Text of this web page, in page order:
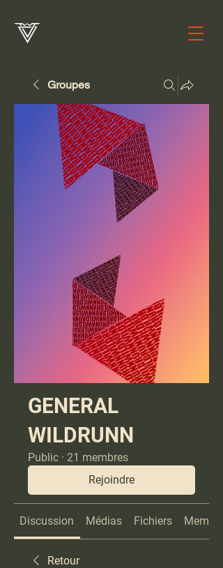
Groupes
GENERAL
WILDRUNN
Public · 21 membres
Rejoindre
Discussion Médias Fichiers Membres
Retour